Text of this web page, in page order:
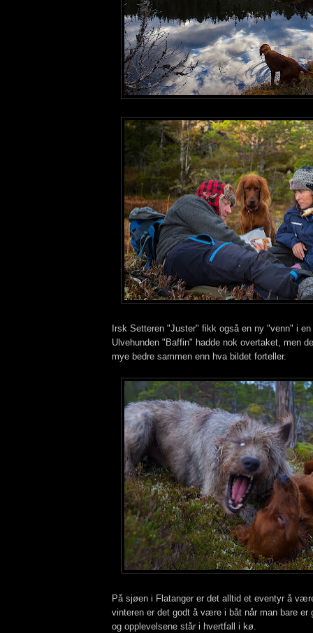
Irsk Setteren "Juster" fikk også en ny "venn" i en
Ulvehunden "Baffin" hadde nok overtaket, men
mye bedre sammen enn hva bildet forteller.
På sjøen i Flatanger er det alltid et eventyr å
vinteren er det godt å være i båt når man bare er
og opplevelsene står i hvertfall i kø.